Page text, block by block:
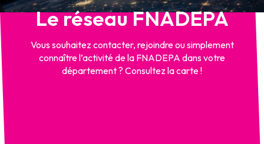
Le réseau FNADEPA
Vous souhaitez contacter, rejoindre ou simplement
connaître l’activité de la FNADEPA dans votre
département ? Consultez la carte !